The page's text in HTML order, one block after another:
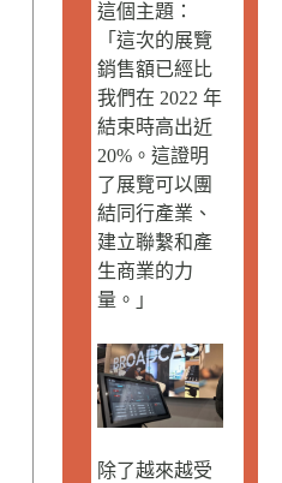
這個主題：
「這次的展覽
銷售額已經比
我們在 2022 年
結束時高出近
20%。這證明
了展覽可以團
結同行產業、
建立聯繫和產
生商業的力
量。」
除了越來越受